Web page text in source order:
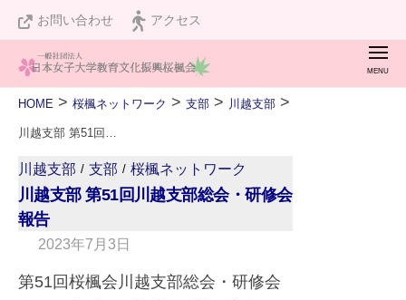
ン
お問い合わせ アクセス
桜
会
は
設
立
２
メ
ニ
HOME > 桜楓ネットワーク > 支部 > 川越支部 >
川越支部 / 支部 / 桜楓ネットワーク
川越支部 第51回川越支部総会・研修会
報告
2023年7月3日
y
第51回桜楓会川越支部総会・研修会
楓